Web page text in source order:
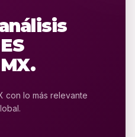
con lo más relevante